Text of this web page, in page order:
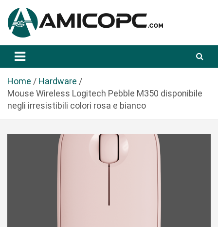
a
Amicopc.com
Home
Hardware
Mouse Wireless Logitech Pebble M350 disponibile
negli irresistibili colori rosa e bianco